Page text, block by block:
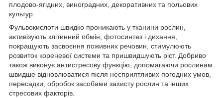
плодово-ягідних, виноградних, декоративних та польових
культур.
Фульвокислоти швидко проникають у тканини рослин,
активізують клітинний обмін, фотосинтез і дихання,
покращують засвоєння поживних речовин, стимулюють
розвиток кореневої системи та пришвидшують ріст. Добриво
також виконує антистресову функцію, допомагаючи рослинам
швидше відновлюватися після несприятливих погодних умов,
пересадки, обробок засобами захисту рослин та інших
стресових факторів.